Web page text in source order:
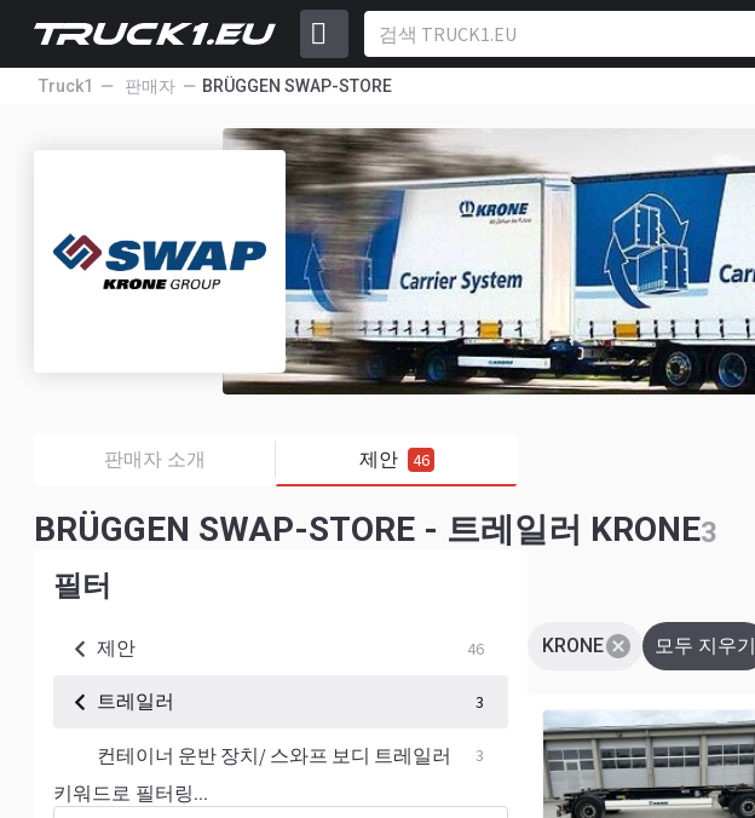
Truck1 판매자 BRÜGGEN SWAP-STORE
판매자 소개 제안 46
BRÜGGEN SWAP-STORE - 트레일러 KRONE3
필터
제안 46
트레일러 3
컨테이너 운반 장치/ 스와프 보디 트레일러 3
키워드로 필터링...
KRONE 모두 지우기